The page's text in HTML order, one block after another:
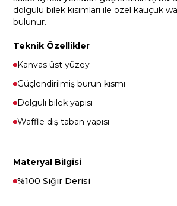
dolgulu bilek kısımları ile özel kauçuk
bulunur.
Teknik Özellikler
Kanvas üst yüzey
Güçlendirilmiş burun kısmı
Dolgulı bilek yapısı
Waffle dış taban yapısı
Materyal Bilgisi
%100 Sığır Derisi